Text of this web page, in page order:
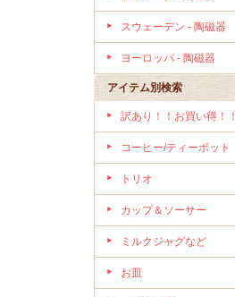
スウェーデン - 陶磁器
ヨーロッパ - 陶磁器
アイテム別検索
訳あり！！お買い得！！
コーヒー/ティーポット
トリオ
カップ＆ソーサー
ミルクジャグなど
お皿